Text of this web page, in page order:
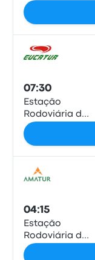
Humaitá
07:30
Estação
Rodoviária de
Humaitá
04:15
Estação
Rodoviária de
Humaitá